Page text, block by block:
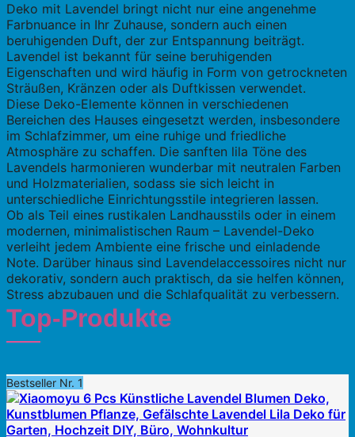
Deko mit Lavendel bringt nicht nur eine angenehme
Farbnuance in Ihr Zuhause, sondern auch einen
beruhigenden Duft, der zur Entspannung beiträgt.
Lavendel ist bekannt für seine beruhigenden
Eigenschaften und wird häufig in Form von getrockneten
Sträußen, Kränzen oder als Duftkissen verwendet.
Diese Deko-Elemente können in verschiedenen
Bereichen des Hauses eingesetzt werden, insbesondere
im Schlafzimmer, um eine ruhige und friedliche
Atmosphäre zu schaffen. Die sanften lila Töne des
Lavendels harmonieren wunderbar mit neutralen Farben
und Holzmaterialien, sodass sie sich leicht in
unterschiedliche Einrichtungsstile integrieren lassen.
Ob als Teil eines rustikalen Landhausstils oder in einem
modernen, minimalistischen Raum – Lavendel-Deko
verleiht jedem Ambiente eine frische und einladende
Note. Darüber hinaus sind Lavendelaccessoires nicht nur
dekorativ, sondern auch praktisch, da sie helfen können,
Stress abzubauen und die Schlafqualität zu verbessern.
Top-Produkte
Bestseller Nr. 1